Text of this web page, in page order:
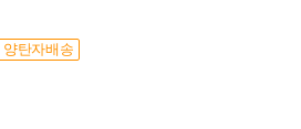
양탄자배송